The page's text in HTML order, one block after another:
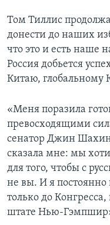
Том Тиллис
донести до наших
что это и есть наше
Россия добьется
Китаю, глобальному
«Меня поразила
превосходящими
сенатор Джин
сказала мне: мы
для того, чтобы с
не вы. И я постоянно
только до
штате Нью-